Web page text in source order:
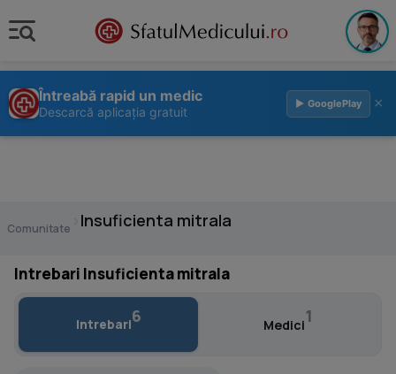
Întreabă rapid un medic
Descarcă aplicația gratuit
▶ GooglePlay ×
Comunitate Insuficienta mitrala
Intrebari Insuficienta mitrala
Intrebari6 Medici1